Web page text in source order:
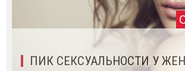
ПИК СЕКСУАЛЬНОСТИ У